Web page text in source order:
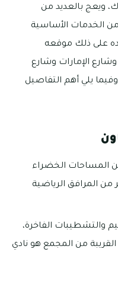
ويعج بالعديد من
من الخدمات الأساسية
على ذلك موقعه
الإمارات وشارع
يلي أهم التفاصيل
المساحات الخضراء
من المرافق الرياضية
والتشطيبات الفاخرة،
من المجمع هو نادي